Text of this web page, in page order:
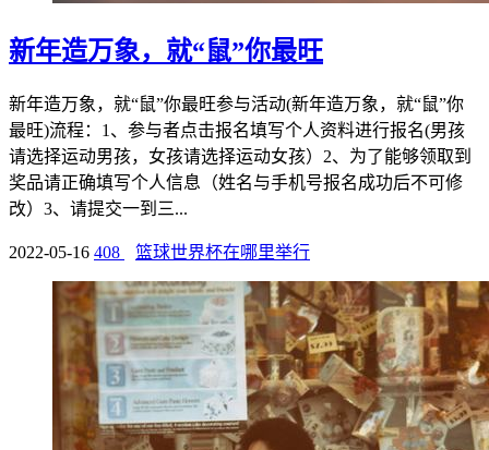
新年造万象，就“鼠”你最旺
新年造万象，就“鼠”你最旺参与活动(新年造万象，就“鼠”你
最旺)流程：1、参与者点击报名填写个人资料进行报名(男孩
请选择运动男孩，女孩请选择运动女孩）2、为了能够领取到
奖品请正确填写个人信息（姓名与手机号报名成功后不可修
改）3、请提交一到三...
2022-05-16 408 篮球世界杯在哪里举行